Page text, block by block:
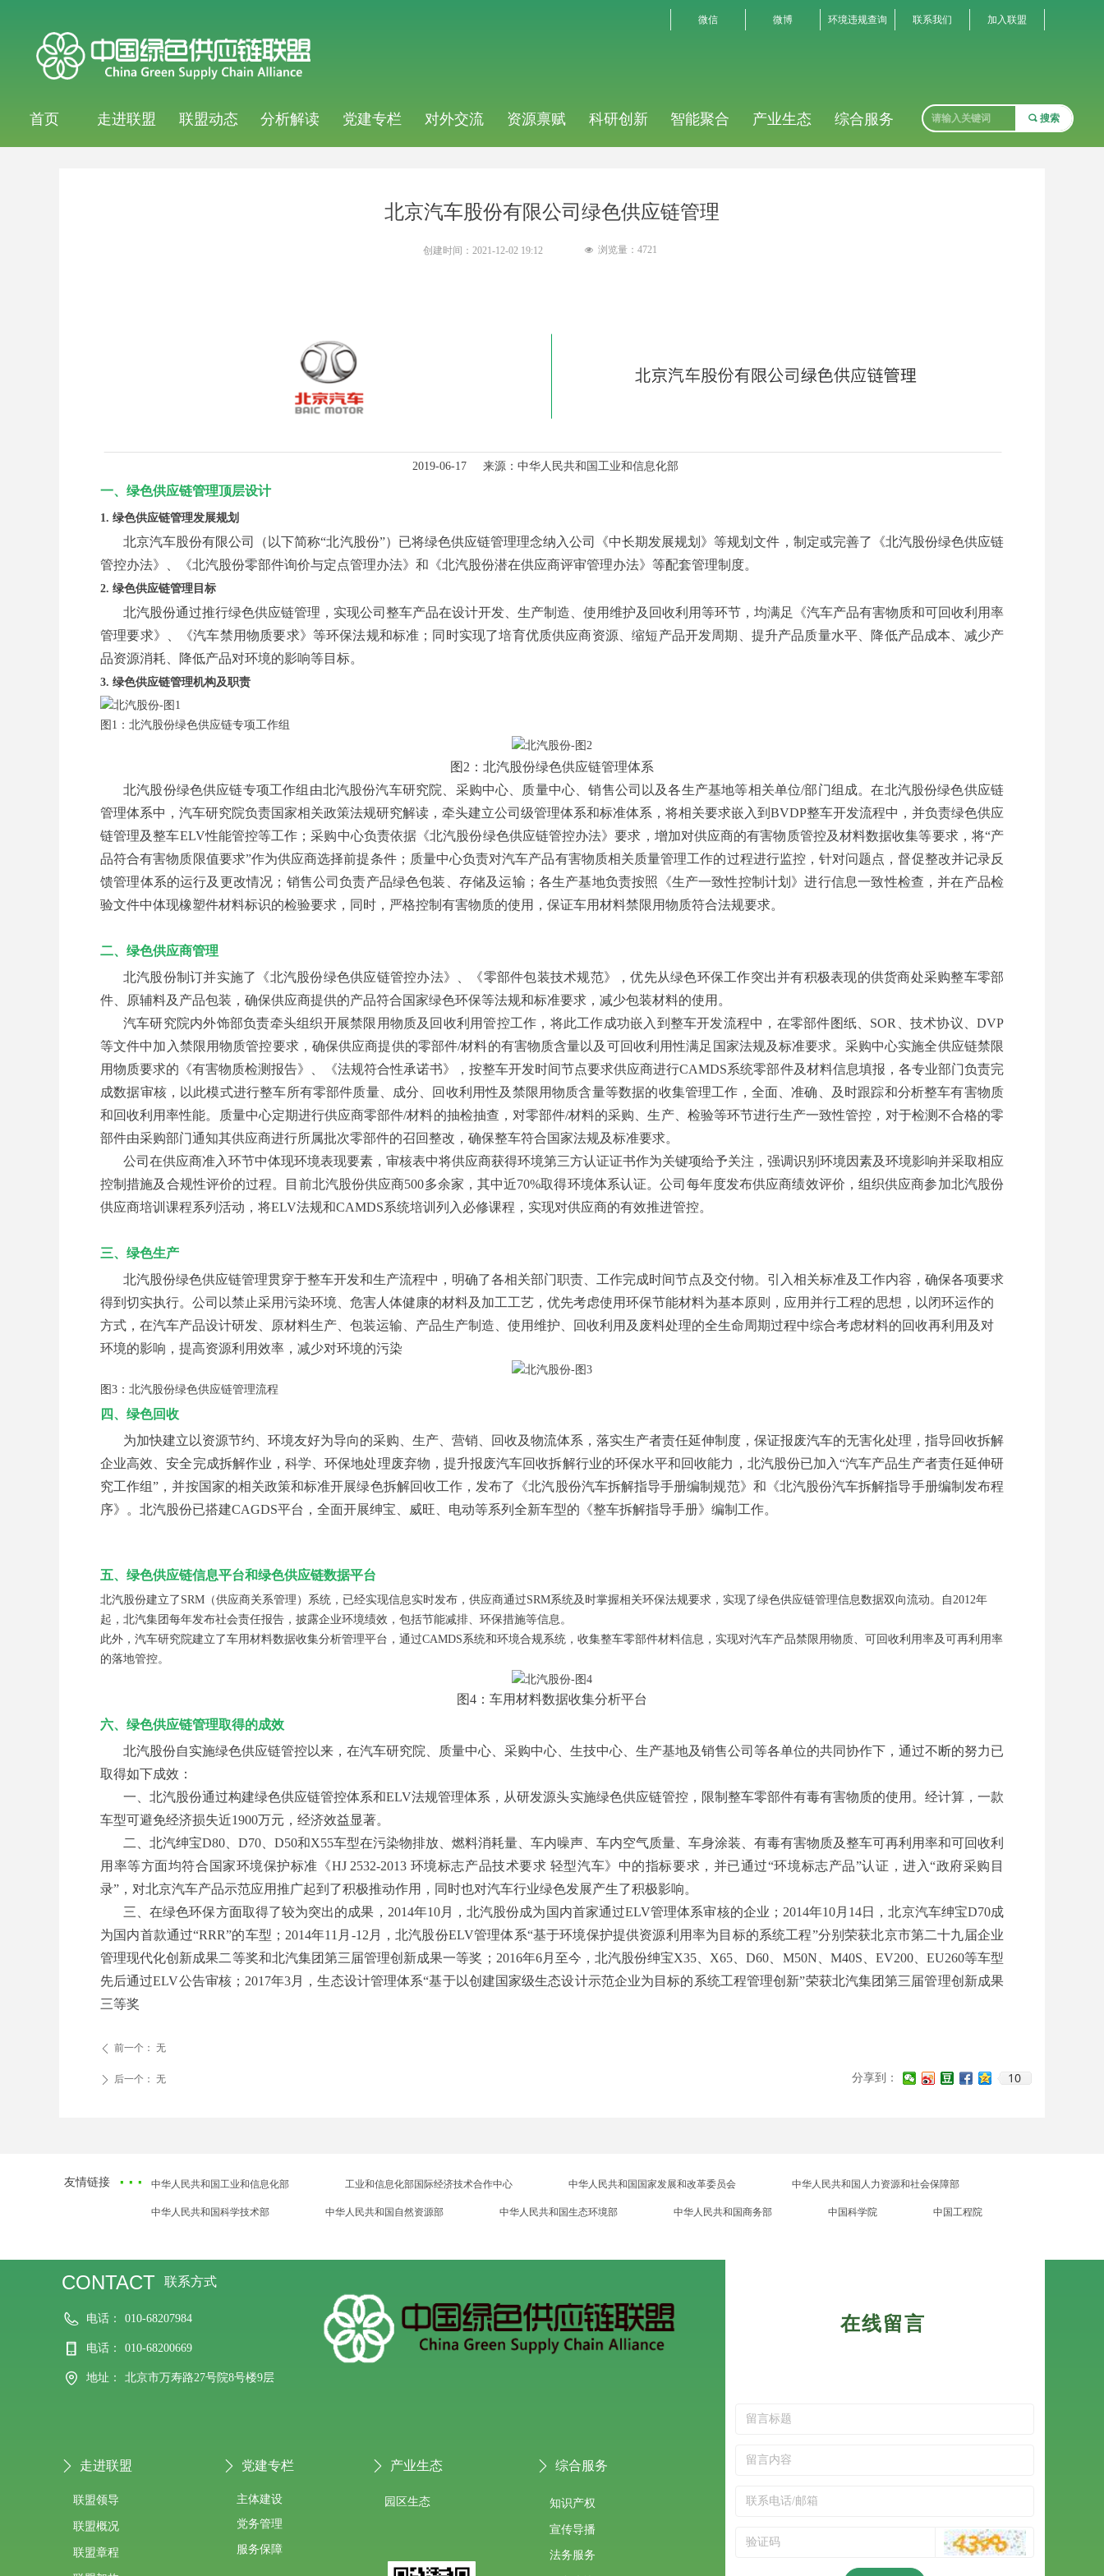
首页 走进联盟 联盟动态 分析解读 党建专栏 对外交流 资源禀赋 科研创新 智能聚合 产业生态 综合服务 끠 搜索
微信 微博 环境违规查询 联系我们 加入联盟
北京汽车股份有限公司绿色供应链管理
2019-06-17 来源：中华人民共和国工业和信息化部
一、绿色供应链管理顶层设计
1. 绿色供应链管理发展规划
北京汽车股份有限公司（以下简称“北汽股份”）已将绿色供应链管理理念纳入公司《中长期发展规划》等规划文件，制定或完善了《北汽股份绿色供应链
管控办法》、《北汽股份零部件询价与定点管理办法》和《北汽股份潜在供应商评审管理办法》等配套管理制度。
2. 绿色供应链管理目标
北汽股份通过推行绿色供应链管理，实现公司整车产品在设计开发、生产制造、使用维护及回收利用等环节，均满足《汽车产品有害物质和可回收利用率
管理要求》、《汽车禁用物质要求》等环保法规和标准；同时实现了培育优质供应商资源、缩短产品开发周期、提升产品质量水平、降低产品成本、减少产
品资源消耗、降低产品对环境的影响等目标。
3. 绿色供应链管理机构及职责
图1：北汽股份绿色供应链专项工作组
图2：北汽股份绿色供应链管理体系
北汽股份绿色供应链专项工作组由北汽股份汽车研究院、采购中心、质量中心、销售公司以及各生产基地等相关单位/部门组成。在北汽股份绿色供应链
管理体系中，汽车研究院负责国家相关政策法规研究解读，牵头建立公司级管理体系和标准体系，将相关要求嵌入到BVDP整车开发流程中，并负责绿色供应
链管理及整车ELV性能管控等工作；采购中心负责依据《北汽股份绿色供应链管控办法》要求，增加对供应商的有害物质管控及材料数据收集等要求，将“产
品符合有害物质限值要求”作为供应商选择前提条件；质量中心负责对汽车产品有害物质相关质量管理工作的过程进行监控，针对问题点，督促整改并记录反
馈管理体系的运行及更改情况；销售公司负责产品绿色包装、存储及运输；各生产基地负责按照《生产一致性控制计划》进行信息一致性检查，并在产品检
验文件中体现橡塑件材料标识的检验要求，同时，严格控制有害物质的使用，保证车用材料禁限用物质符合法规要求。
二、绿色供应商管理
北汽股份制订并实施了《北汽股份绿色供应链管控办法》、《零部件包装技术规范》，优先从绿色环保工作突出并有积极表现的供货商处采购整车零部
件、原辅料及产品包装，确保供应商提供的产品符合国家绿色环保等法规和标准要求，减少包装材料的使用。
汽车研究院内外饰部负责牵头组织开展禁限用物质及回收利用管控工作，将此工作成功嵌入到整车开发流程中，在零部件图纸、SOR、技术协议、DVP
等文件中加入禁限用物质管控要求，确保供应商提供的零部件/材料的有害物质含量以及可回收利用性满足国家法规及标准要求。采购中心实施全供应链禁限
用物质要求的《有害物质检测报告》、《法规符合性承诺书》，按整车开发时间节点要求供应商进行CAMDS系统零部件及材料信息填报，各专业部门负责完
成数据审核，以此模式进行整车所有零部件质量、成分、回收利用性及禁限用物质含量等数据的收集管理工作，全面、准确、及时跟踪和分析整车有害物质
和回收利用率性能。质量中心定期进行供应商零部件/材料的抽检抽查，对零部件/材料的采购、生产、检验等环节进行生产一致性管控，对于检测不合格的零
部件由采购部门通知其供应商进行所属批次零部件的召回整改，确保整车符合国家法规及标准要求。
公司在供应商准入环节中体现环境表现要素，审核表中将供应商获得环境第三方认证证书作为关键项给予关注，强调识别环境因素及环境影响并采取相应
控制措施及合规性评价的过程。目前北汽股份供应商500多余家，其中近70%取得环境体系认证。公司每年度发布供应商绩效评价，组织供应商参加北汽股份
供应商培训课程系列活动，将ELV法规和CAMDS系统培训列入必修课程，实现对供应商的有效推进管控。
三、绿色生产
北汽股份绿色供应链管理贯穿于整车开发和生产流程中，明确了各相关部门职责、工作完成时间节点及交付物。引入相关标准及工作内容，确保各项要求
得到切实执行。公司以禁止采用污染环境、危害人体健康的材料及加工工艺，优先考虑使用环保节能材料为基本原则，应用并行工程的思想，以闭环运作的
方式，在汽车产品设计研发、原材料生产、包装运输、产品生产制造、使用维护、回收利用及废料处理的全生命周期过程中综合考虑材料的回收再利用及对
环境的影响，提高资源利用效率，减少对环境的污染
图3：北汽股份绿色供应链管理流程
四、绿色回收
为加快建立以资源节约、环境友好为导向的采购、生产、营销、回收及物流体系，落实生产者责任延伸制度，保证报废汽车的无害化处理，指导回收拆解
企业高效、安全完成拆解作业，科学、环保地处理废弃物，提升报废汽车回收拆解行业的环保水平和回收能力，北汽股份已加入“汽车产品生产者责任延伸研
究工作组”，并按国家的相关政策和标准开展绿色拆解回收工作，发布了《北汽股份汽车拆解指导手册编制规范》和《北汽股份汽车拆解指导手册编制发布程
序》。北汽股份已搭建CAGDS平台，全面开展绅宝、威旺、电动等系列全新车型的《整车拆解指导手册》编制工作。
五、绿色供应链信息平台和绿色供应链数据平台
北汽股份建立了SRM（供应商关系管理）系统，已经实现信息实时发布，供应商通过SRM系统及时掌握相关环保法规要求，实现了绿色供应链管理信息数据双向流动。自2012年
起，北汽集团每年发布社会责任报告，披露企业环境绩效，包括节能减排、环保措施等信息。
此外，汽车研究院建立了车用材料数据收集分析管理平台，通过CAMDS系统和环境合规系统，收集整车零部件材料信息，实现对汽车产品禁限用物质、可回收利用率及可再利用率
的落地管控。
图4：车用材料数据收集分析平台
六、绿色供应链管理取得的成效
北汽股份自实施绿色供应链管控以来，在汽车研究院、质量中心、采购中心、生技中心、生产基地及销售公司等各单位的共同协作下，通过不断的努力已
取得如下成效：
一、北汽股份通过构建绿色供应链管控体系和ELV法规管理体系，从研发源头实施绿色供应链管控，限制整车零部件有毒有害物质的使用。经计算，一款
车型可避免经济损失近1900万元，经济效益显著。
二、北汽绅宝D80、D70、D50和X55车型在污染物排放、燃料消耗量、车内噪声、车内空气质量、车身涂装、有毒有害物质及整车可再利用率和可回收利
用率等方面均符合国家环境保护标准《HJ 2532-2013 环境标志产品技术要求 轻型汽车》中的指标要求，并已通过“环境标志产品”认证，进入“政府采购目
录”，对北京汽车产品示范应用推广起到了积极推动作用，同时也对汽车行业绿色发展产生了积极影响。
三、在绿色环保方面取得了较为突出的成果，2014年10月，北汽股份成为国内首家通过ELV管理体系审核的企业；2014年10月14日，北京汽车绅宝D70成
为国内首款通过“RRR”的车型；2014年11月-12月，北汽股份ELV管理体系“基于环境保护提供资源利用率为目标的系统工程”分别荣获北京市第二十九届企业
管理现代化创新成果二等奖和北汽集团第三届管理创新成果一等奖；2016年6月至今，北汽股份绅宝X35、X65、D60、M50N、M40S、EV200、EU260等车型
先后通过ELV公告审核；2017年3月，生态设计管理体系“基于以创建国家级生态设计示范企业为目标的系统工程管理创新”荣获北汽集团第三届管理创新成果
三等奖
创建时间： 2021-12-02 19:12 넶 浏览量： 4721
ꄴ 前一个： 无
ꄲ 后一个： 无 分享到： 10
CONTACT 联系方式
电话： 010-68207984
电话： 010-68200669
地址： 北京市万寿路27号院8号楼9层
在线留言
联盟领导
联盟概况
联盟章程
主体建设
党务管理
服务保障
园区生态 知识产权
宣传导播
法务服务
ꄲ 走进联盟 ꄲ 党建专栏 ꄲ 产业生态 ꄲ 综合服务
友情链接 ··· 中华人民共和国工业和信息化部 工业和信息化部国际经济技术合作中心 中华人民共和国国家发展和改革委员会 中华人民共和国人力资源和社会保障部
中华人民共和国科学技术部 中华人民共和国自然资源部 中华人民共和国生态环境部 中华人民共和国商务部 中国科学院 中国工程院